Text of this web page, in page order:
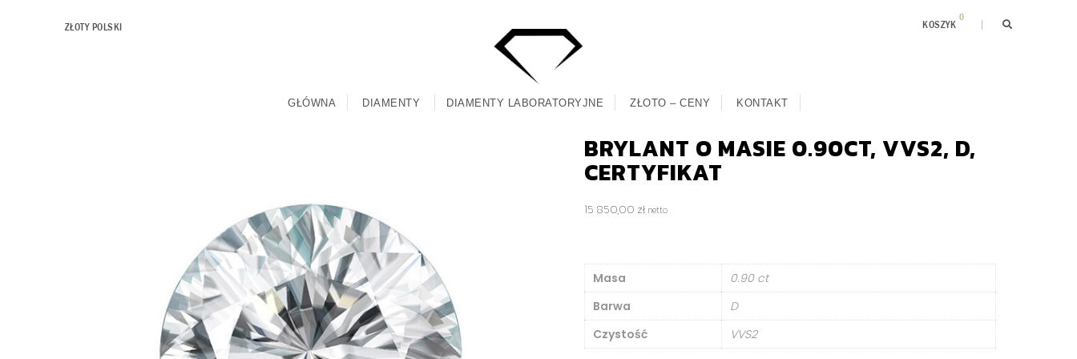
ZŁOTY POLSKI KOSZYK
0
GŁÓWNA DIAMENTY DIAMENTY LABORATORYJNE ZŁOTO – CENY KONTAKT
BRYLANT O MASIE 0.90CT, VVS2, D,
CERTYFIKAT
15 850,00 zł netto
Masa
0.90 ct
Barwa
D
Czystość
VVS2